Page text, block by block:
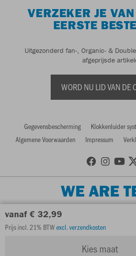
vanaf € 32,99
Prijs incl. 21% BTWexcl. verzendkosten
Kies maat
VERZEKER JE
EERSTE
Uitgezonderd fan-, Organic- &
afgeprijsde
WORD NU LID VAN DE
Gegevensbescherming Klokkenluider
Algemene Voorwaarden
Impressum
WE ARE